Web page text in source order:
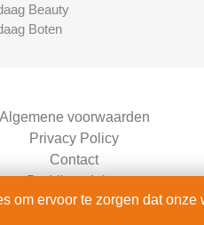
Beauty
Boten
Algemene voorwaarden
Privacy Policy
Contact
Bedrijven Inlog
om ervoor te zorgen dat